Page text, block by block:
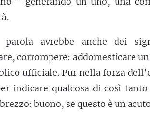
parola avrebbe anche dei
corrompere: addomesticare
ufficiale. Pur nella forza
indicare qualcosa di così
buono, se questo è un